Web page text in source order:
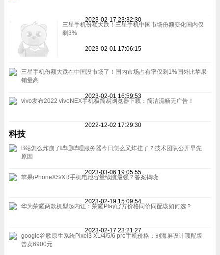
2023-02-17 23:32:30
三星手机份额大跌！三星手机中国市场份额变化国内仅
剩3%
2023-02-01 17:06:15
三星手机份额大跌在中国没市场了！国内市场占有率仅剩1%国外比苹果
销量高
2023-02-01 16:59:53
vivo发布2022 vivoNEX手机极简易浏览器下载：简洁流畅无广告！
2022-12-02 17:29:30
科技
B站怎么炸崩了哔哩哔哩服务器今日怎么又炸挂了？技术团队公开早先
原因
2023-03-06 19:05:55
苹果iPhoneXS/XR手机电池容量续航最强？答案揭晓
2023-02-19 15:09:54
华为荣耀两款机型起内讧：荣耀Play官方价格同价同配该如何选？
2023-02-17 23:21:27
google谷歌原生系统Pixel3 XL/4/5/6 pro手机价格：刘海屏设计顶配版
曾卖6900元